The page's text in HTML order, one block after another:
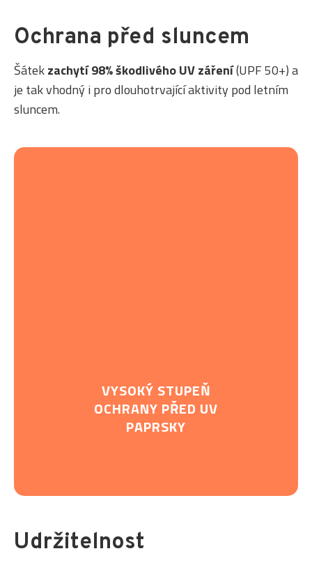
Ochrana před sluncem
Šátekzachytí 98% škodlivého UV záření(UPF 50+) a
je tak vhodný i pro dlouhotrvající aktivity pod letním
sluncem.
VYSOKÝ STUPEŇ
OCHRANY PŘED UV
PAPRSKY
Udržitelnost